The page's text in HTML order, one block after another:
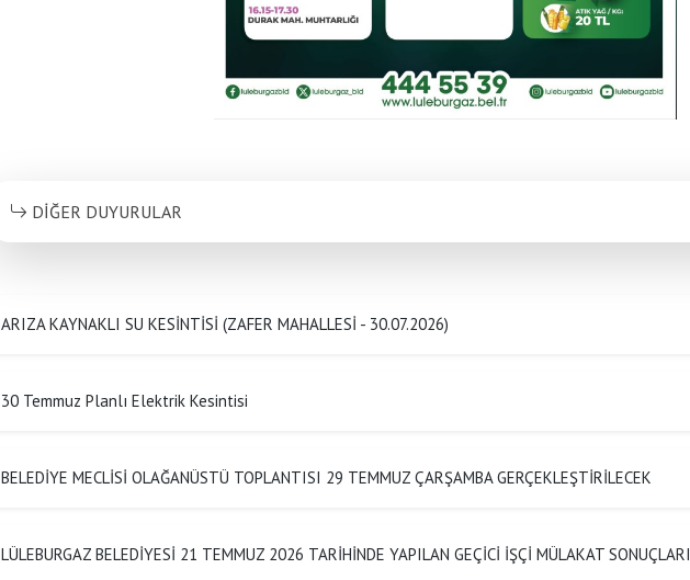
DİĞER DUYURULAR
ARIZA KAYNAKLI SU KESİNTİSİ (ZAFER MAHALLESİ - 30.07.2026)
30 Temmuz Planlı Elektrik Kesintisi
BELEDİYE MECLİSİ OLAĞANÜSTÜ TOPLANTISI 29 TEMMUZ ÇARŞAMBA GERÇEKLEŞTİRİLECEK
LÜLEBURGAZ BELEDİYESİ 21 TEMMUZ 2026 TARİHİNDE YAPILAN GEÇİCİ İŞÇİ MÜLAKAT SONUÇLARI